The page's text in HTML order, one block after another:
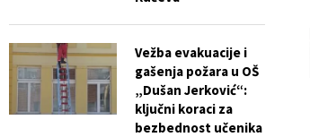
Vežba evakuacije i
gašenja požara u OŠ
„Dušan Jerković“:
ključni koraci za
bezbednost učenika